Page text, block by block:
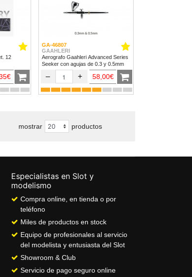
12
GA-46807
GAAHLERI
Aerografo Gaahleri Advanced Series
Seeker con agujas de 0.3 y 0.5mm
– + 58,00€
mostrar productos
Especialistas en Slot y
modelismo
Compra online, en tienda o por
teléfono
Miles de productos en stock
Equipo de profesionales al servicio
del modelista y entusiasta del Slot
Showroom & Club
Servicio de pago seguro online